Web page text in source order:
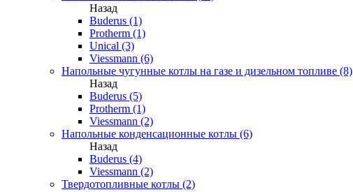
Назад
Buderus (1)
Protherm (1)
Unical (3)
Viessmann (6)
Напольные чугунные котлы на газе и дизельном топливе (8)
Назад
Buderus (5)
Protherm (1)
Viessmann (2)
Напольные конденсационные котлы (6)
Назад
Buderus (4)
Viessmann (2)
Твердотопливные котлы (2)